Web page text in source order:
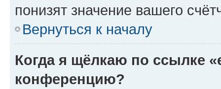
понизят значение вашего
Вернуться к началу
Когда я щёлкаю по ссылке
конференцию?